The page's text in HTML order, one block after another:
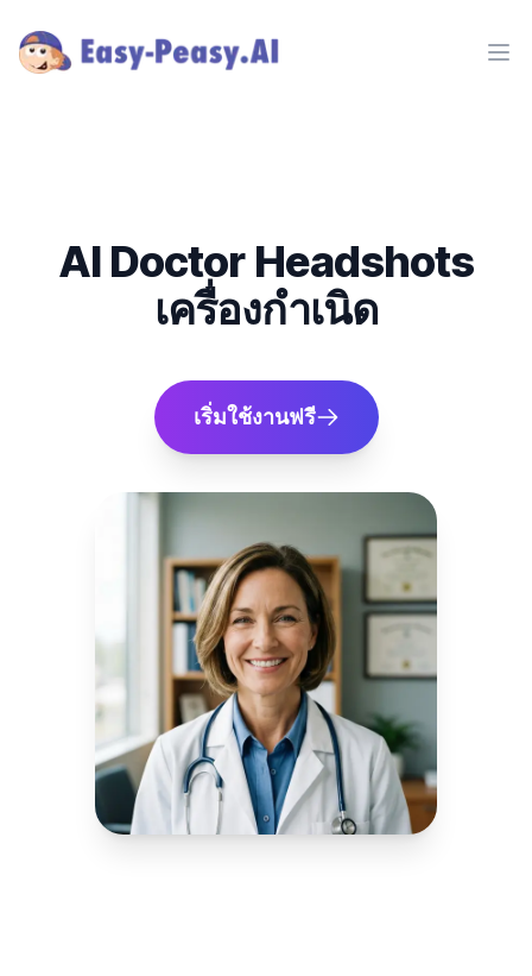
AI Doctor Headshots
เครื่องกำเนิด
เริ่มใช้งานฟรี